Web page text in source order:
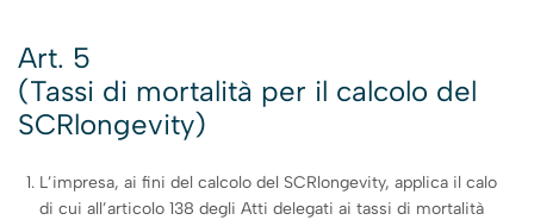
Art. 5
(Tassi di mortalità per il calcolo del
SCRlongevity)
L’impresa, ai fini del calcolo del SCRlongevity, applica il calo
di cui all’articolo 138 degli Atti delegati ai tassi di mortalità